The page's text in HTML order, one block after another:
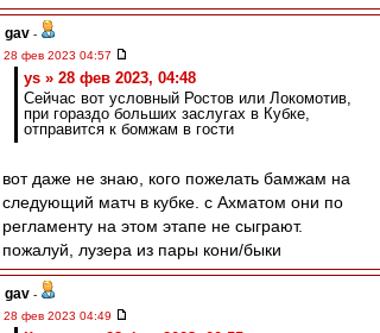
gav -
28 фев 2023 04:57
ys » 28 фев 2023, 04:48
Сейчас вот условный Ростов или Локомотив,
при гораздо больших заслугах в Кубке,
отправится к бомжам в гости
вот даже не знаю, кого пожелать бамжам на
следующий матч в кубке. с Ахматом они по
регламенту на этом этапе не сыграют.
пожалуй, лузера из пары кони/быки
gav -
28 фев 2023 04:49